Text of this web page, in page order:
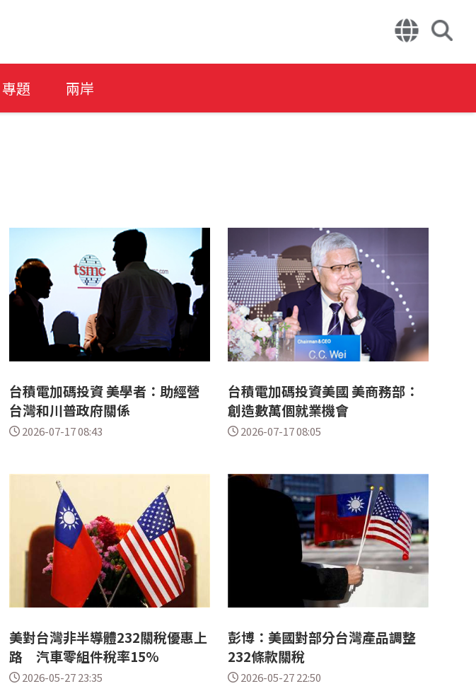
專題 兩岸
台積電加碼投資 美學者：助經營
台灣和川普政府關係
2026-07-17 08:43
台積電加碼投資美國 美商務部：
創造數萬個就業機會
2026-07-17 08:05
美對台灣非半導體232關稅優惠上
路 汽車零組件稅率15%
2026-05-27 23:35
彭博：美國對部分台灣產品調整
232條款關稅
2026-05-27 22:50